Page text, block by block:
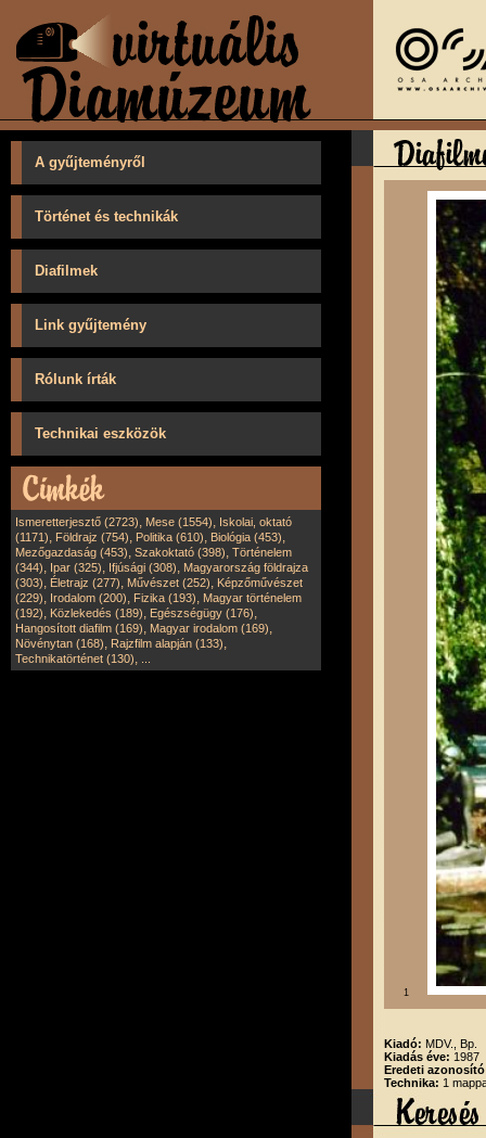
A gyűjteményről
Történet és technikák
Diafilmek
Link gyűjtemény
Rólunk írták
Technikai eszközök
Ismeretterjesztő (2723), Mese (1554), Iskolai, oktató
(1171), Földrajz (754), Politika (610), Biológia (453),
Mezőgazdaság (453), Szakoktató (398), Történelem
(344), Ipar (325), Ifjúsági (308), Magyarország földrajza
(303), Életrajz (277), Művészet (252), Képzőművészet
(229), Irodalom (200), Fizika (193), Magyar történelem
(192), Közlekedés (189), Egészségügy (176),
Hangosított diafilm (169), Magyar irodalom (169),
Növénytan (168), Rajzfilm alapján (133),
Technikatörténet (130),
1
Kiadó: MDV., Bp.
Kiadás éve: 1987
Eredeti
Technika: 1